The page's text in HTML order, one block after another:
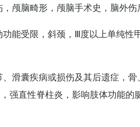
颅脑畸形，颅脑手术史，脑外伤
功能受限，斜颈，Ⅲ度以上单纯性
滑囊疾病或损伤及其后遗症，
强直性脊柱炎，影响肢体功能的